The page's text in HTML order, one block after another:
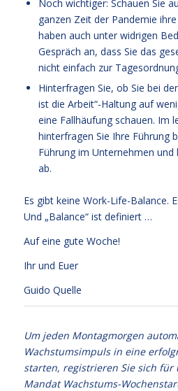
Noch wichtiger: Schauen Sie
ganzen Zeit der Pandemie
haben auch unter widrigen
Gespräch an, dass Sie das
nicht einfach zur
Hinterfragen Sie, ob Sie bei
ist die Arbeit“-Haltung auf
eine Fallhäufung schauen. Im
hinterfragen Sie Ihre Führung
Führung im Unternehmen und
ab.
Es gibt keine Work-Life-Balance.
Und „Balance“ ist definiert …
Auf eine gute Woche!
Ihr und Euer
Guido Quelle
Um jeden Montagmorgen
Wachstumsimpuls in eine
starten, registrieren Sie sich für
Mandat Wachstums-